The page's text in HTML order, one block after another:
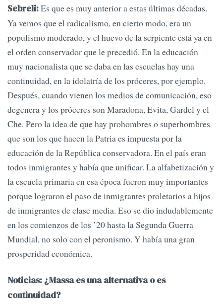
Sebreli:Es que es muy anterior a estas últimas décadas.
Ya vemos que el radicalismo, en cierto modo, era un
populismo moderado, y el huevo de la serpiente está ya en
el orden conservador que le precedió. En la educación
muy nacionalista que se daba en las escuelas hay una
continuidad, en la idolatría de los próceres, por ejemplo.
Después, cuando vienen los medios de comunicación, eso
degenera y los próceres son Maradona, Evita, Gardel y el
Che. Pero la idea de que hay prohombres o superhombres
que son los que hacen la Patria es impuesta por la
educación de la República conservadora. En el país eran
todos inmigrantes y había que unificar. La alfabetización y
la escuela primaria en esa época fueron muy importantes
porque lograron el paso de inmigrantes proletarios a hijos
de inmigrantes de clase media. Eso se dio indudablemente
en los comienzos de los ’20 hasta la Segunda Guerra
Mundial, no solo con el peronismo. Y había una gran
prosperidad económica.
Noticias: ¿Massa es una alternativa o es
continuidad?